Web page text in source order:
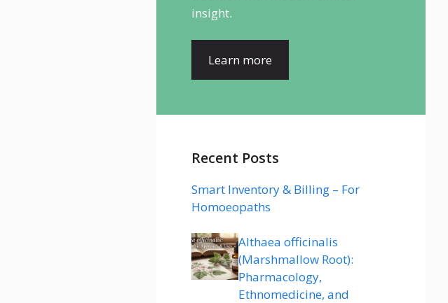
insight.
Learn more
Recent Posts
Smart Inventory & Billing – For
Homoeopaths
Althaea officinalis
(Marshmallow Root):
Pharmacology,
Ethnomedicine, and